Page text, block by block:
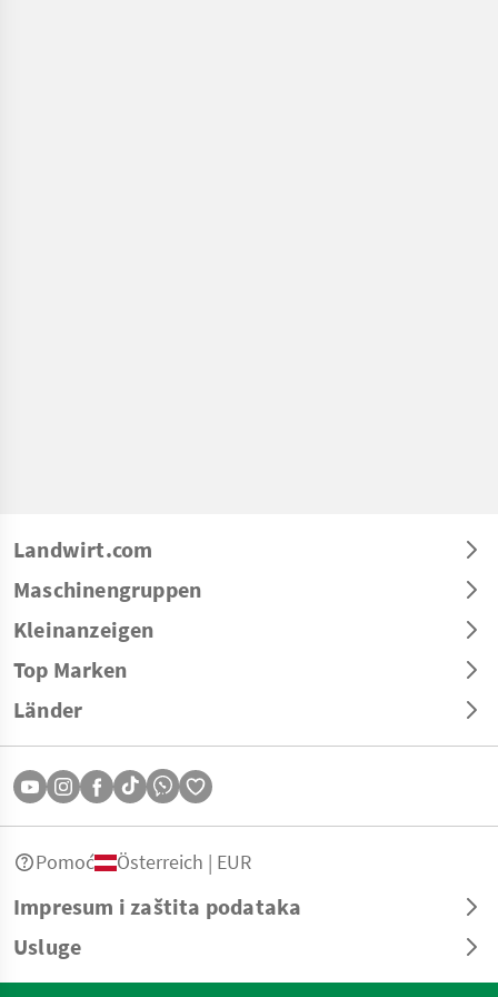
Landwirt.com
Maschinengruppen
Kleinanzeigen
Top Marken
Länder
Impresum i zaštita podataka
Usluge
Pomoć Österreich | EUR